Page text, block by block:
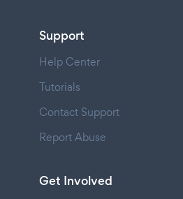
Support
Help Center
Tutorials
Contact Support
Report Abuse
Get Involved